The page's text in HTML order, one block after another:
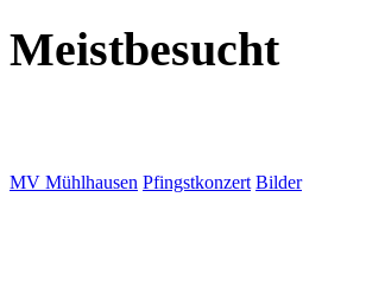
Meistbesucht
MV Mühlhausen Pfingstkonzert Bilder